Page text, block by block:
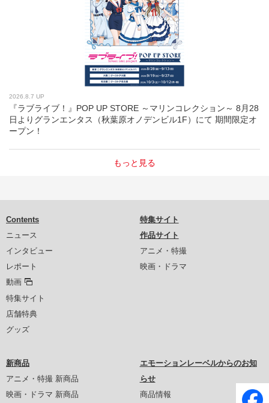
2026.8.7 UP
『ラブライブ！』POP UP STORE ～マリンコレクション～ 8月28
日よりグランエンタス（秋葉原オノデンビル1F）にて 期間限定オ
ープン！
もっと見る
Contents
ニュース
インタビュー
レポート
動画
特集サイト
店舗特典
グッズ
特集サイト
作品サイト
アニメ・特撮
映画・ドラマ
新商品
アニメ・特撮 新商品
映画・ドラマ 新商品
エモーションレーベルからのお知
らせ
商品情報